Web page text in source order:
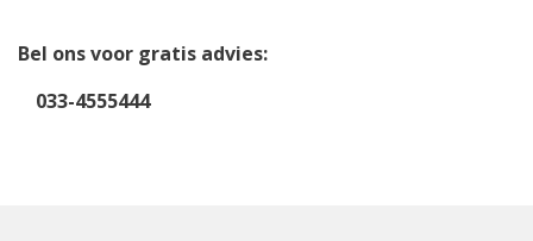
Bel ons voor gratis advies:
033-4555444